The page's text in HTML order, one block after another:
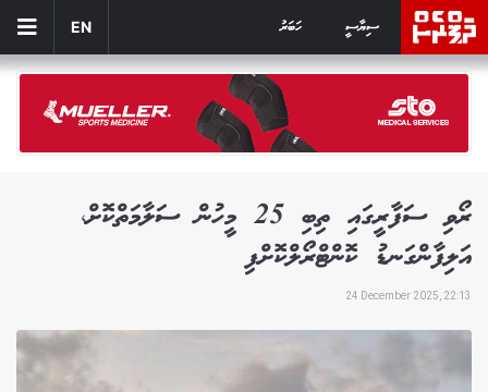
ސިޔާސީ ހަބަރު EN
ރޯވި ސަފާރީގައި ތިބި 25 މީހުން ސަލާމަތްކޮށް،
އަލިފާންގަނޑު ކޮންޓްރޯލްކޮށްފި
24 December 2025, 22:13